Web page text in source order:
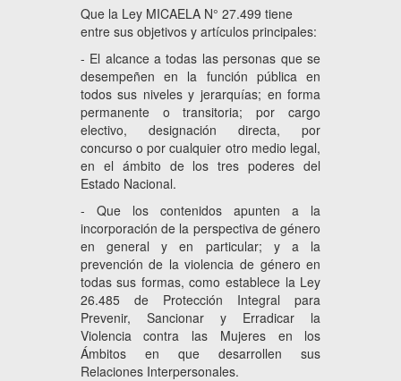
Que la Ley MICAELA N° 27.499 tiene
entre sus objetivos y artículos principales:
- El alcance a todas las personas que se
desempeñen en la función pública en
todos sus niveles y jerarquías; en forma
permanente o transitoria; por cargo
electivo, designación directa, por
concurso o por cualquier otro medio legal,
en el ámbito de los tres poderes del
Estado Nacional.
- Que los contenidos apunten a la
incorporación de la perspectiva de género
en general y en particular; y a la
prevención de la violencia de género en
todas sus formas, como establece la Ley
26.485 de Protección Integral para
Prevenir, Sancionar y Erradicar la
Violencia contra las Mujeres en los
Ámbitos en que desarrollen sus
Relaciones Interpersonales.